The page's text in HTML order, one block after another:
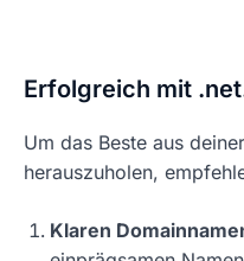
Erfolgreich mit
Um das Beste aus
herauszuholen,
Klaren